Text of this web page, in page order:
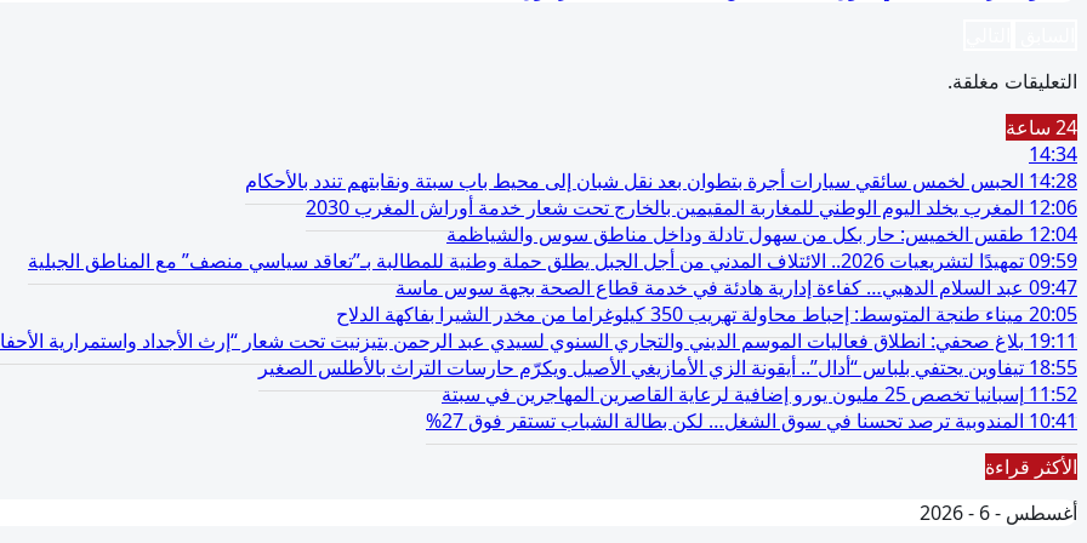
التعليقات مغلقة.
24 ساعة
14:34
14:28 الحبس لخمس سائقي سيارات أجرة بتطوان بعد نقل شبان إلى محيط باب سبتة ونقابتهم تندد بالأحكام
12:06المغرب يخلد اليوم الوطني للمغاربة المقيمين بالخارج تحت شعار خدمة أوراش المغرب 2030
12:04طقس الخميس: ﺣﺎﺭ بكل من سهول تادلة وداخل مناطق سوس والشياظمة
09:59تمهيدًا لتشريعيات 2026.. الائتلاف المدني من أجل الجبل يطلق حملة وطنية للمطالبة بـ”تعاقد سياسي منصف” مع المناطق الجبلية
09:47عبد السلام الدهبي… كفاءة إدارية هادئة في خدمة قطاع الصحة بجهة سوس ماسة
20:05ميناء طنجة المتوسط: إحباط محاولة تهريب 350 كيلوغراما من مخدر الشيرا بفاكهة الدلاح
19:11بلاغ صحفي: انطلاق فعاليات الموسم الديني والتجاري السنوي لسيدي عبد الرحمن بتيزنيت تحت شعار “إرث الأجداد واستمرارية
18:55تيفاوين يحتفي بلباس “أدال”.. أيقونة الزي الأمازيغي الأصيل ويكرّم حارسات التراث بالأطلس الصغير
11:52إسبانيا تخصص 25 مليون يورو إضافية لرعاية القاصرين المهاجرين في سبتة
10:41المندوبية ترصد تحسنا في سوق الشغل… لكن بطالة الشباب تستقر فوق 27%
الأكثر قراءة
أغسطس - 6 - 2026